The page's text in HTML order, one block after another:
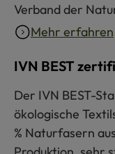
Verband der
Mehr erfahren
IVN BEST
Der IVN BEST-
ökologische
% Naturfasern